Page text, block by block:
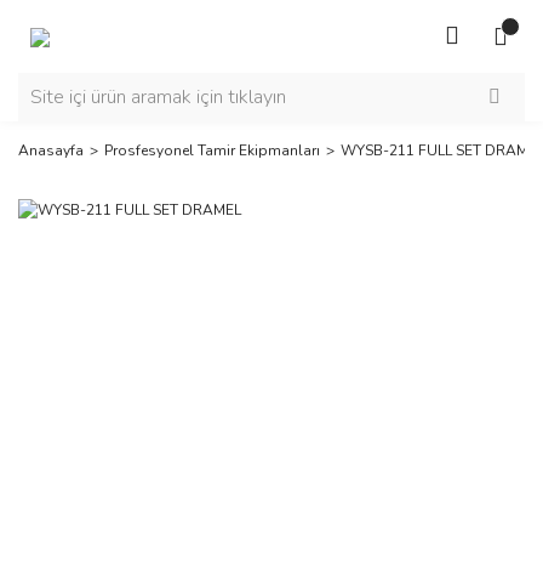
Anasayfa Prosfesyonel Tamir Ekipmanları WYSB-211 FULL SET DRAMEL